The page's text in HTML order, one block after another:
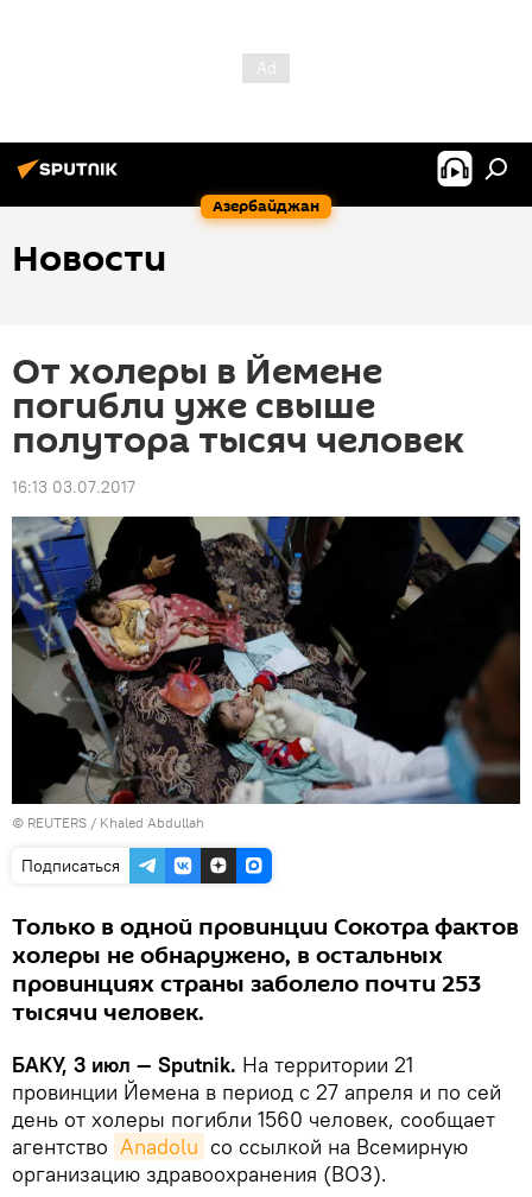
Азербайджан
Новости
От холеры в Йемене
погибли уже свыше
полутора тысяч человек
16:13 03.07.2017
© REUTERS / Khaled Abdullah
Подписаться
Только в одной провинции Сокотра фактов
холеры не обнаружено, в остальных
провинциях страны заболело почти 253
тысячи человек.
БАКУ, 3 июл — Sputnik. На территории 21
провинции Йемена в период с 27 апреля и по сей
день от холеры погибли 1560 человек, сообщает
агентство Anadolu со ссылкой на Всемирную
организацию здравоохранения (ВОЗ).